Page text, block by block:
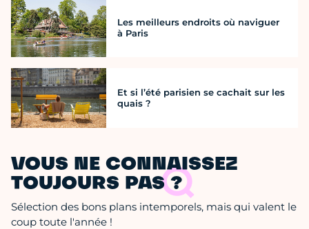
Les meilleurs endroits où naviguer
à Paris
Et si l’été parisien se cachait sur les
quais ?
VOUS NE CONNAISSEZ
TOUJOURS PAS ?
Sélection des bons plans intemporels, mais qui valent le
coup toute l'année !